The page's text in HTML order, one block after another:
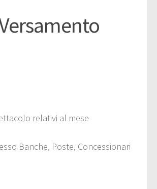
relativi al mese
Banche, Poste, Concessionari